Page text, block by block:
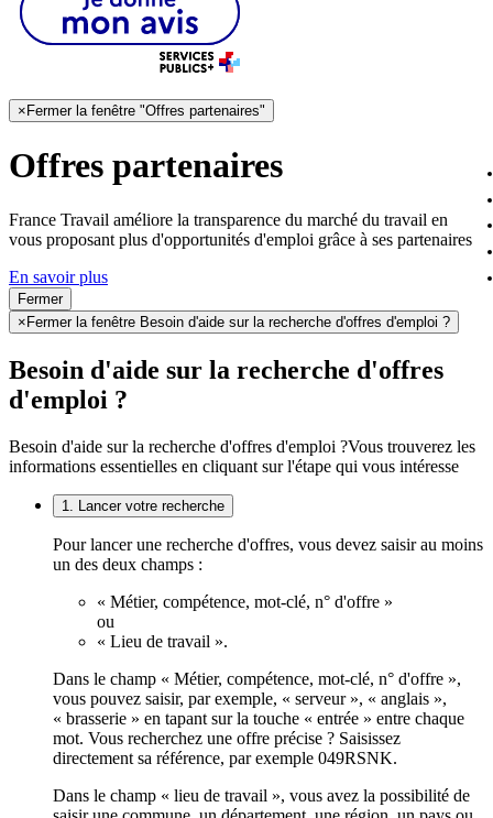
× Fermer la fenêtre "Offres partenaires"
Offres partenaires
France Travail améliore la transparence du marché du travail en
vous proposant plus d'opportunités d'emploi grâce à ses partenaires
En savoir plus
Fermer
× Fermer la fenêtre Besoin d'aide sur la recherche d'offres d'emploi ?
Besoin d'aide sur la recherche d'offres
d'emploi ?
Besoin d'aide sur la recherche d'offres d'emploi ?Vous trouverez les
informations essentielles en cliquant sur l'étape qui vous intéresse
1. Lancer votre recherche
Pour lancer une recherche d'offres, vous devez saisir au moins
un des deux champs :
« Métier, compétence, mot-clé, n° d'offre »
ou
« Lieu de travail ».
Dans le champ « Métier, compétence, mot-clé, n° d'offre »,
vous pouvez saisir, par exemple, « serveur », « anglais »,
« brasserie » en tapant sur la touche « entrée » entre chaque
mot. Vous recherchez une offre précise ? Saisissez
directement sa référence, par exemple 049RSNK.
Dans le champ « lieu de travail », vous avez la possibilité de